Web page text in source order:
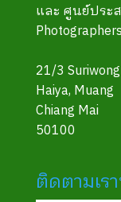
และ ศูนย์ประ
21/3
Haiya, Muang
Chiang Mai
50100
ติดตามเร